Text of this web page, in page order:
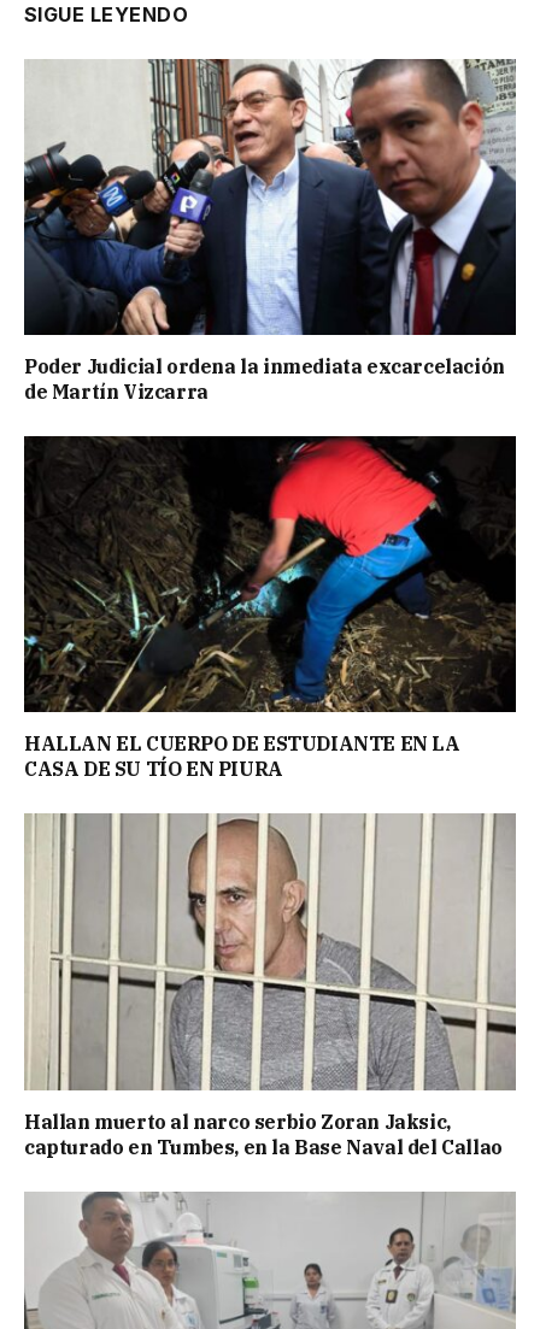
SIGUE LEYENDO
Poder Judicial ordena la inmediata excarcelación
de Martín Vizcarra
HALLAN EL CUERPO DE ESTUDIANTE EN LA
CASA DE SU TÍO EN PIURA
Hallan muerto al narco serbio Zoran Jaksic,
capturado en Tumbes, en la Base Naval del Callao